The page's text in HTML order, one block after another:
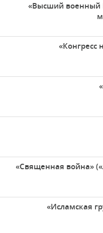
«Высший военный
«Конгресс
«Священная война»
«Исламская